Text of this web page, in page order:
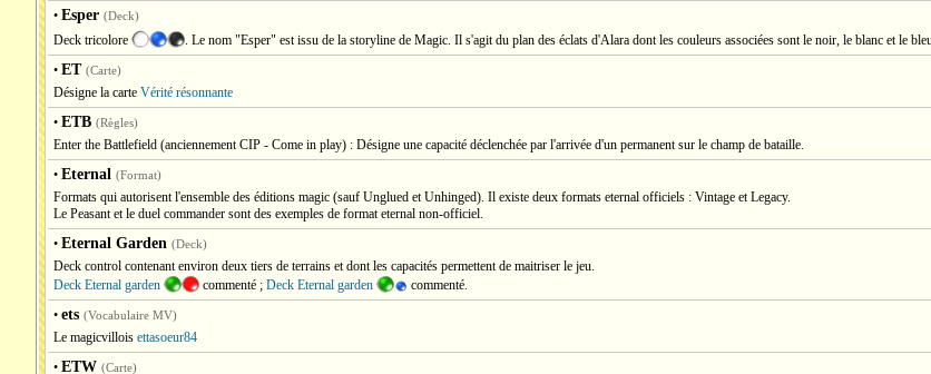
• Esper (Deck)
Deck tricolore
. Le nom "Esper" est issu de la storyline de Magic. Il s'agit du plan des éclats d'Alara dont les couleurs associées sont le noir, le blanc et le
• ET (Carte)
Désigne la carte Vérité résonnante
• ETB (Règles)
Enter the Battlefield (anciennement CIP - Come in play) : Désigne une capacité déclenchée par l'arrivée d'un permanent sur le champ de bataille.
• Eternal (Format)
Formats qui autorisent l'ensemble des éditions magic (sauf Unglued et Unhinged). Il existe deux formats eternal officiels : Vintage et Legacy.
Le Peasant et le duel commander sont des exemples de format eternal non-officiel.
• Eternal Garden (Deck)
Deck control contenant environ deux tiers de terrains et dont les capacités permettent de maitriser le jeu.
Deck Eternal garden
commenté ; Deck Eternal garden
commenté.
• ets (Vocabulaire MV)
Le magicvillois ettasoeur84
• ETW (Carte)